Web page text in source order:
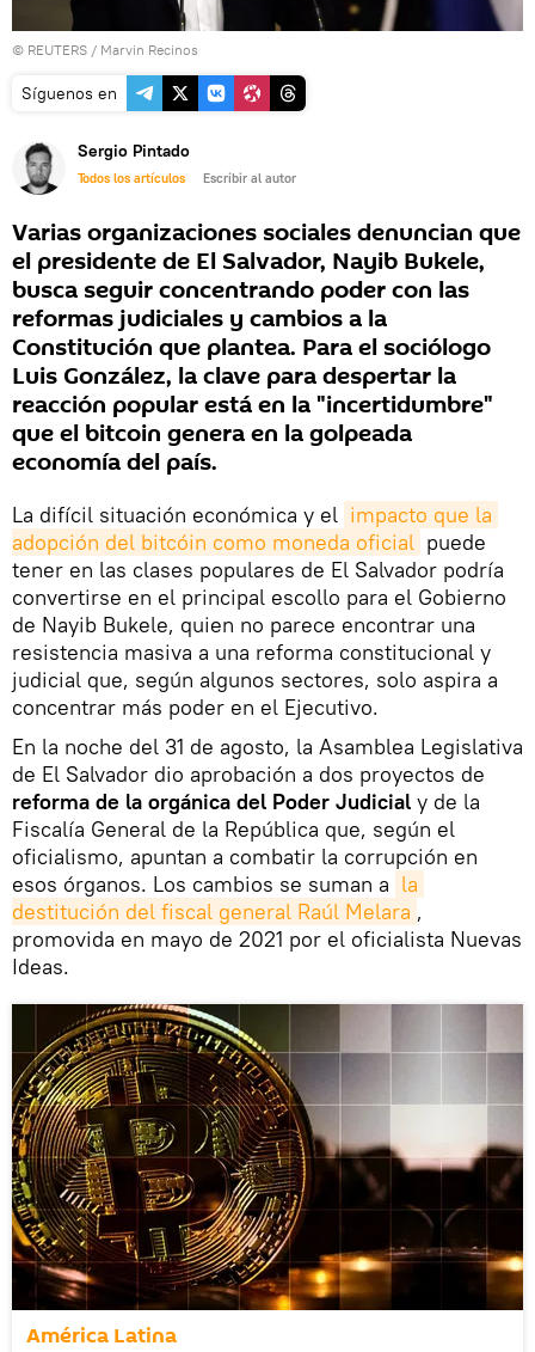
© REUTERS / Marvin Recinos
Síguenos en
Sergio Pintado
Todos los artículos Escribir al autor
Varias organizaciones sociales denuncian que
el presidente de El Salvador, Nayib Bukele,
busca seguir concentrando poder con las
reformas judiciales y cambios a la
Constitución que plantea. Para el sociólogo
Luis González, la clave para despertar la
reacción popular está en la "incertidumbre"
que el bitcoin genera en la golpeada
economía del país.
La difícil situación económica y el impacto que la
adopción del bitcóin como moneda oficial puede
tener en las clases populares de El Salvador podría
convertirse en el principal escollo para el Gobierno
de Nayib Bukele, quien no parece encontrar una
resistencia masiva a una reforma constitucional y
judicial que, según algunos sectores, solo aspira a
concentrar más poder en el Ejecutivo.
En la noche del 31 de agosto, la Asamblea Legislativa
de El Salvador dio aprobación a dos proyectos de
reforma de la orgánica del Poder Judicial y de la
Fiscalía General de la República que, según el
oficialismo, apuntan a combatir la corrupción en
esos órganos. Los cambios se suman a la
destitución del fiscal general Raúl Melara ,
promovida en mayo de 2021 por el oficialista Nuevas
Ideas.
América Latina